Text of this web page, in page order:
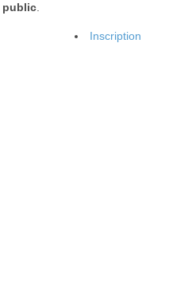
public
Inscription